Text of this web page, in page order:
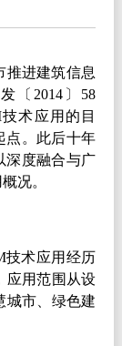
推进建筑信息
〔 2014 〕 58
技术应用的目
点。此后十年
深度融合与广
况。
技术应用经历
应用范围从设
城市、绿色建